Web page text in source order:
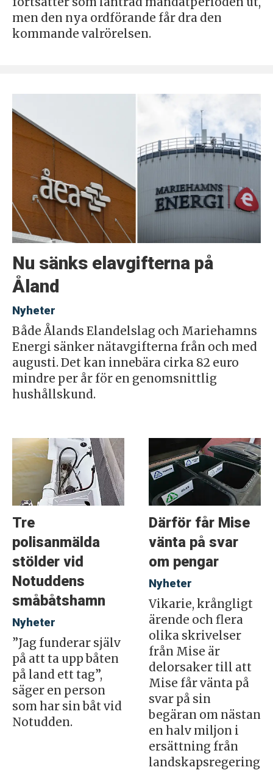
men den nya ordförande får dra den
kommande valrörelsen.
Nu sänks elavgifterna på
Åland
Nyheter
Både Ålands Elandelslag och Mariehamns
Energi sänker nätavgifterna från och med
augusti. Det kan innebära cirka 82 euro
mindre per år för en genomsnittlig
hushållskund.
Tre
polisanmälda
stölder vid
Notuddens
småbåtshamn
Nyheter
”Jag funderar själv
på att ta upp båten
på land ett tag”,
säger en person
som har sin båt vid
Notudden.
Därför får Mise
vänta på svar
om pengar
Nyheter
Vikarie, krångligt
ärende och flera
olika skrivelser
från Mise är
delorsaker till att
Mise får vänta på
svar på sin
begäran om nästan
en halv miljon i
ersättning från
landskapsregering